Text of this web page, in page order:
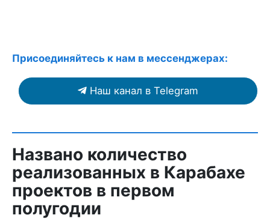
Присоединяйтесь к нам в мессенджерах:
Наш канал в Telegram
Названо количество
реализованных в Карабахе
проектов в первом
полугодии